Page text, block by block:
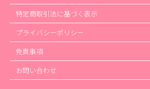
特定商取引法に基づく表示
プライバシーポリシー
免責事項
お問い合わせ